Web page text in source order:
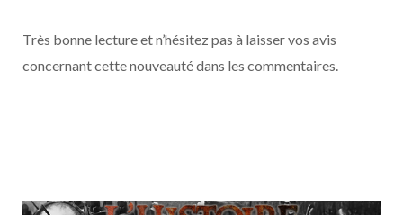
Très bonne lecture et n’hésitez pas à laisser vos avis
concernant cette nouveauté dans les commentaires.